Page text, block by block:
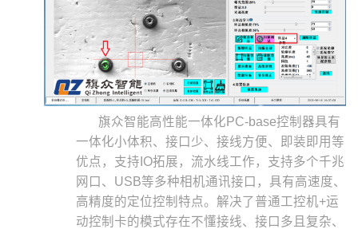
旗众智能高性能一体化PC-base控制器具有
一体化小体积、接口少、接线方便、即装即用等
优点，支持IO拓展，流水线工作，支持多个千兆
网口、USB等多种相机通讯接口，具有高速度、
高精度的定位控制特点。解决了普通工控机+运
动控制卡的模式存在不懂接线、接口多且复杂、